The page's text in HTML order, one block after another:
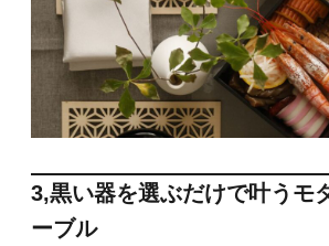
3,黒い器を選ぶだけで叶うモ
ーブル